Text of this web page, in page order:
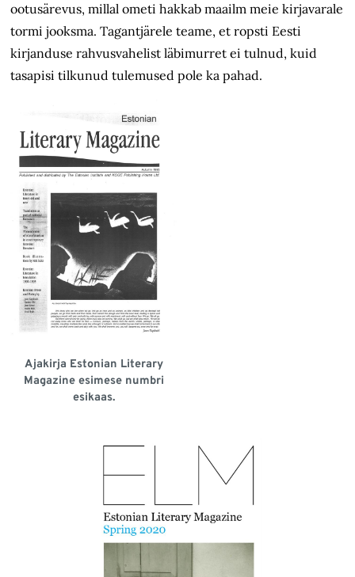
ootusärevus, millal ometi hakkab maailm meie kirjavarale
tormi jooksma. Tagantjärele teame, et ropsti Eesti
kirjanduse rahvusvahelist läbimurret ei tulnud, kuid
tasapisi tilkunud tulemused pole ka pahad.
Ajakirja Estonian Literary
Magazine esimese numbri
esikaas.